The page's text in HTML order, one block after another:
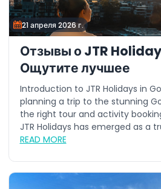
21 апреля 2026 г.
Отзывы о JTR
Ощутите лучшее
Introduction to JTR Holidays in
planning a trip to the stunning
the right tour and activity
JTR Holidays has emerged as a
READ MORE